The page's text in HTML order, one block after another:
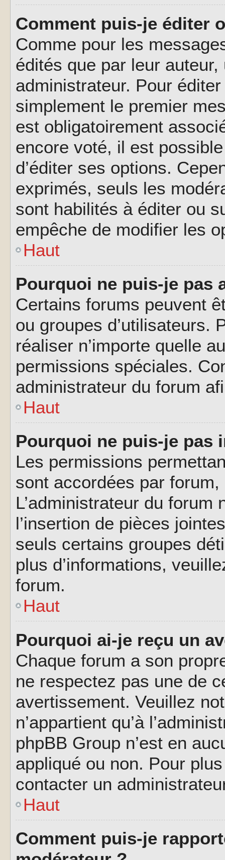
Comment puis-je éditer
Comme pour les
édités que par leur
administrateur. Pour
simplement le premier
est obligatoirement
encore voté, il est
d’éditer ses options.
exprimés, seuls les
sont habilités à éditer ou
empêche de modifier les
Haut
Pourquoi ne puis-je pas
Certains forums peuvent
ou groupes d’utilisateurs.
réaliser n’importe quelle
permissions spéciales.
administrateur du forum
Haut
Pourquoi ne puis-je pas
Les permissions
sont accordées par
L’administrateur du forum
l’insertion de pièces
seuls certains groupes
plus d’informations,
forum.
Haut
Pourquoi ai-je reçu un
Chaque forum a son
ne respectez pas une de
avertissement. Veuillez
n’appartient qu’à
phpBB Group n’est en
appliqué ou non. Pour
contacter un
Haut
Comment puis-je